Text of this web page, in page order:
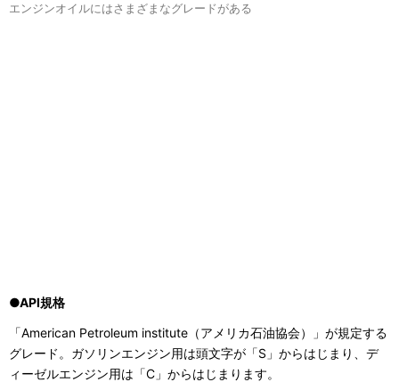
エンジンオイルにはさまざまなグレードがある
●API規格
「American Petroleum institute（アメリカ石油協会）」が規定する
グレード。ガソリンエンジン用は頭文字が「S」からはじまり、デ
ィーゼルエンジン用は「C」からはじまります。